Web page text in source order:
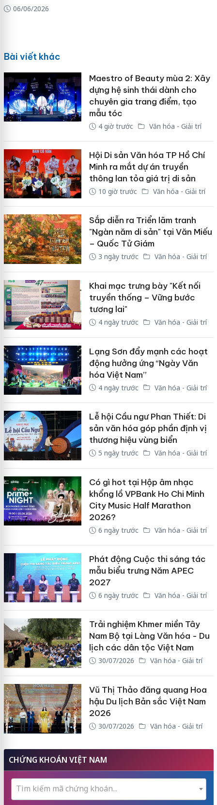
06/06/2026
Bài viết khác
Maestro of Beauty mùa 2: Xây
dựng hệ sinh thái dành cho
chuyên gia trang điểm, tạo
mẫu tóc
4 giờ trước Văn hóa - Giải trí
Hội Di sản Văn hóa TP Hồ Chí
Minh ra mắt dự án truyền
thông lan tỏa giá trị di sản
10 giờ trước Văn hóa - Giải trí
Sắp diễn ra Triển lãm tranh
"Ngàn năm di sản" tại Văn Miếu
– Quốc Tử Giám
3 ngày trước Văn hóa - Giải trí
Khai mạc trưng bày "Kết nối
truyền thống – Vững bước
tương lai"
4 ngày trước Văn hóa - Giải trí
Lạng Sơn đẩy mạnh các hoạt
động hưởng ứng “Ngày Văn
hóa Việt Nam”
4 ngày trước Văn hóa - Giải trí
Lễ hội Cầu ngư Phan Thiết: Di
sản văn hóa góp phần định vị
thương hiệu vùng biển
5 ngày trước Văn hóa - Giải trí
Có gì hot tại Hộp âm nhạc
khổng lồ VPBank Ho Chi Minh
City Music Half Marathon
2026?
6 ngày trước Văn hóa - Giải trí
Phát động Cuộc thi sáng tác
mẫu biểu trưng Năm APEC
2027
6 ngày trước Văn hóa - Giải trí
Trải nghiệm Khmer miền Tây
Nam Bộ tại Làng Văn hóa - Du
lịch các dân tộc Việt Nam
30/07/2026 Văn hóa - Giải trí
Vũ Thị Thảo đăng quang Hoa
hậu Du lịch Bản sắc Việt Nam
2026
30/07/2026 Văn hóa - Giải trí
CHỨNG KHOÁN VIỆT NAM
Tìm kiếm mã chứng khoán...